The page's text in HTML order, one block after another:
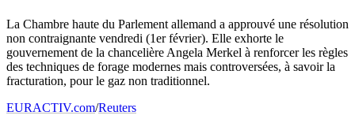
La Chambre haute du Parlement allemand a approuvé une résolution
non contraignante vendredi (1er février). Elle exhorte le
gouvernement de la chancelière Angela Merkel à renforcer les règles
des techniques de forage modernes mais controversées, à savoir la
fracturation, pour le gaz non traditionnel.
EURACTIV.com/Reuters